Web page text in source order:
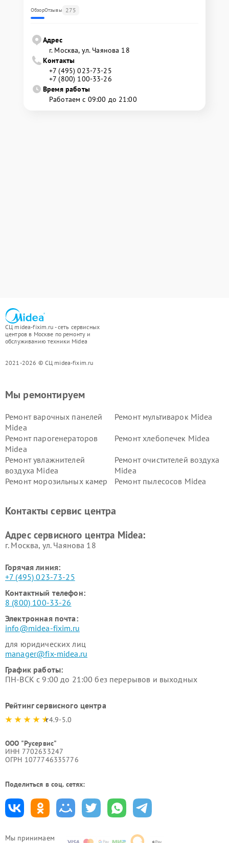
ОбзорОтзывы 275
Адрес
г. Москва, ул. Чаянова 18
Контакты
+7 (495) 023-73-25
+7 (800) 100-33-26
Время работы
Работаем с 09:00 до 21:00
СЦ midea-fixim.ru - сеть сервисных
центров в Москве по ремонту и
обслуживанию техники Midea
2021-2026 © СЦ midea-fixim.ru
Мы принимаем
Мы ремонтируем
Ремонт варочных панелей
Midea
Ремонт мультиварок Midea
Ремонт парогенераторов
Midea
Ремонт хлебопечек Midea
Ремонт увлажнителей
воздуха Midea
Ремонт очистителей воздуха
Midea
Ремонт морозильных камер
Ремонт пылесосов Midea
пылесосов Midea
Midea
Контакты сервис центра
Адрес сервисного центра Midea:
г. Москва, ул. Чаянова 18
Горячая линия:
+7 (495) 023-73-25
Контактный телефон:
8 (800) 100-33-26
Электронная почта:
info@midea-fixim.ru
для юридических лиц
manager@fix-midea.ru
График работы:
ПН-ВСК с 9:00 до 21:00 без перерывов и выходных
Рейтинг сервисного центра
4.9-5.0
ООО "Русервис"
ИНН 7702633247
ОГРН 1077746335776
Поделиться в соц. сетях: